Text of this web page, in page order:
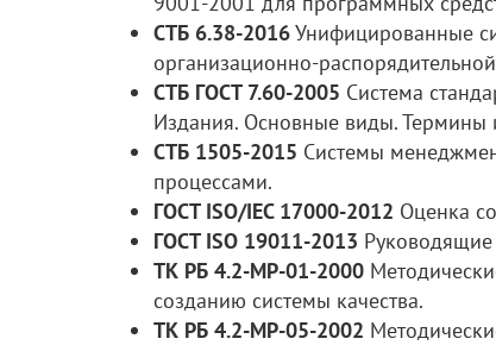
СТБ 6.38-2016Унифицированные
организационно-
СТБ ГОСТ 7.60-2005 Система
Издания. Основные виды. Термины
СТБ 1505-2015 Системы
процессами.
ГОСТ ISO/IEC 17000-2012 Оценка
ГОСТ ISO 19011-2013 Руководящие
ТК РБ 4.2-МР-01-2000
созданию системы качества.
ТК РБ 4.2-МР-05-2002